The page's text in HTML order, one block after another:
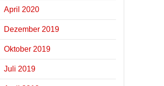
April 2020
Dezember 2019
Oktober 2019
Juli 2019